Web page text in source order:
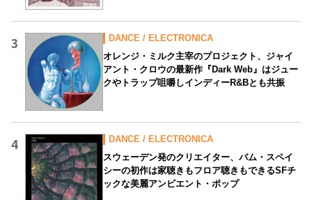
3
DANCE / ELECTRONICA
オレンジ・ミルク主宰のプロジェクト、ジャイ
アント・クロウの最新作『Dark Web』はジュー
クやトラップ咀嚼しインディーR&Bとも共振
4
DANCE / ELECTRONICA
スウェーデン発のクリエイター、バム・スペイ
シーの初作は家聴きもフロア聴きもできるSFチ
ックな美麗アンビエント・ポップ